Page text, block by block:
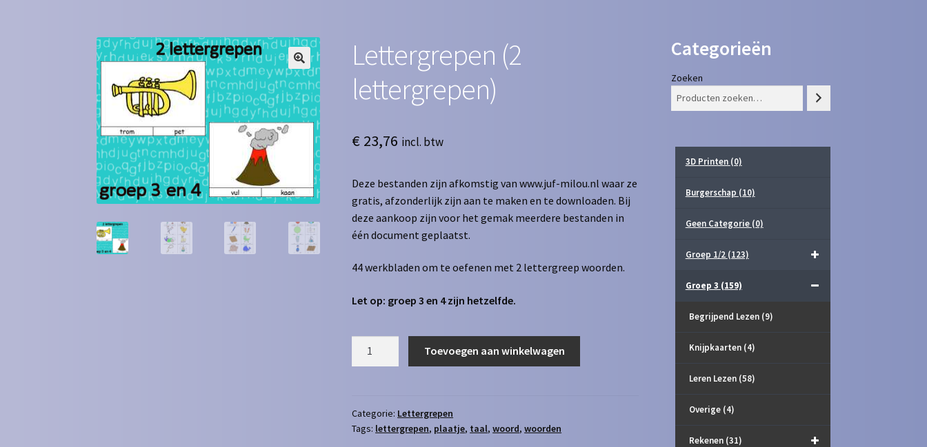
Lettergrepen (2
lettergrepen)
€ 23,76 incl. btw
Deze bestanden zijn afkomstig van www.juf-milou.nl waar ze
gratis, afzonderlijk zijn aan te maken en te downloaden. Bij
deze aankoop zijn voor het gemak meerdere bestanden in
één document geplaatst.
44 werkbladen om te oefenen met 2 lettergreep woorden.
Let op: groep 3 en 4 zijn hetzelfde.
Toevoegen aan winkelwagen
Categorie: Lettergrepen
Tags: lettergrepen, plaatje, taal,woord,woorden
Categorieën
Zoeken
3D Printen (0)
Burgerschap (10)
Geen Categorie (0)
Groep 1/2 (123)
Groep 3 (159)
Begrijpend Lezen (9)
Knijpkaarten (4)
Leren Lezen (58)
Overige (4)
Rekenen (31)